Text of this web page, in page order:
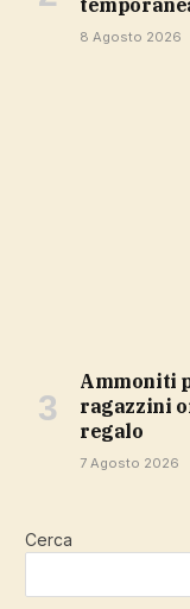
8 Agosto 2026
Ammoniti perché vendevano limonata. I tre
ragazzini
regalo
7 Agosto 2026
Cerca